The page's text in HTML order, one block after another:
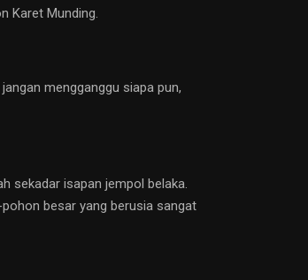
Karet Munding.
mengganggu siapa pun,
sekadar isapan jempol belaka.
besar yang berusia sangat